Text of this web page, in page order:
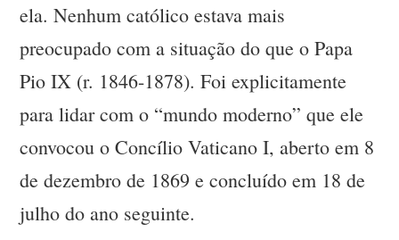
ela. Nenhum católico estava mais
preocupado com a situação do que o Papa
Pio IX (r. 1846-1878). Foi explicitamente
para lidar com o “mundo moderno” que ele
convocou o Concílio Vaticano I, aberto em 8
de dezembro de 1869 e concluído em 18 de
julho do ano seguinte.